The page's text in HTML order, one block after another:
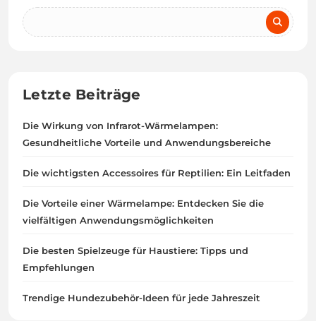
Letzte Beiträge
Die Wirkung von Infrarot-Wärmelampen:
Gesundheitliche Vorteile und Anwendungsbereiche
Die wichtigsten Accessoires für Reptilien: Ein Leitfaden
Die Vorteile einer Wärmelampe: Entdecken Sie die
vielfältigen Anwendungsmöglichkeiten
Die besten Spielzeuge für Haustiere: Tipps und
Empfehlungen
Trendige Hundezubehör-Ideen für jede Jahreszeit